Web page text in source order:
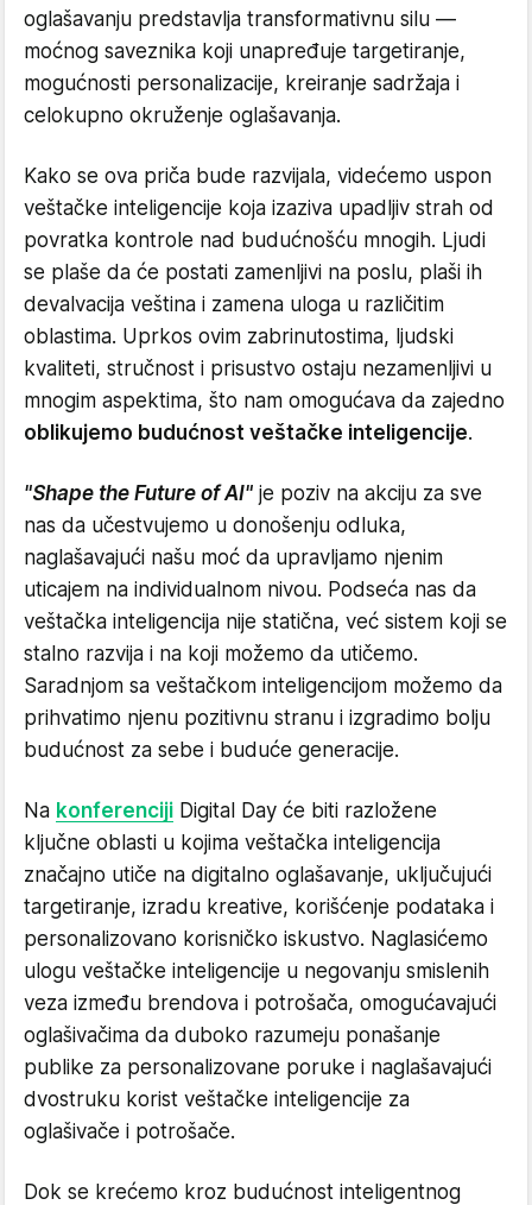
oglašavanju predstavlja transformativnu silu —
moćnog saveznika koji unapređuje targetiranje,
mogućnosti personalizacije, kreiranje sadržaja i
celokupno okruženje oglašavanja.
Kako se ova priča bude razvijala, videćemo uspon
veštačke inteligencije koja izaziva upadljiv strah od
povratka kontrole nad budućnošću mnogih. Ljudi
se plaše da će postati zamenljivi na poslu, plaši ih
devalvacija veština i zamena uloga u različitim
oblastima. Uprkos ovim zabrinutostima, ljudski
kvaliteti, stručnost i prisustvo ostaju nezamenljivi u
mnogim aspektima, što nam omogućava da zajedno
oblikujemo budućnost veštačke inteligencije.
"Shape the Future of AI" je poziv na akciju za sve
nas da učestvujemo u donošenju odluka,
naglašavajući našu moć da upravljamo njenim
uticajem na individualnom nivou. Podseća nas da
veštačka inteligencija nije statična, već sistem koji se
stalno razvija i na koji možemo da utičemo.
Saradnjom sa veštačkom inteligencijom možemo da
prihvatimo njenu pozitivnu stranu i izgradimo bolju
budućnost za sebe i buduće generacije.
Na konferenciji Digital Day će biti razložene
ključne oblasti u kojima veštačka inteligencija
značajno utiče na digitalno oglašavanje, uključujući
targetiranje, izradu kreative, korišćenje podataka i
personalizovano korisničko iskustvo. Naglasićemo
ulogu veštačke inteligencije u negovanju smislenih
veza između brendova i potrošača, omogućavajući
oglašivačima da duboko razumeju ponašanje
publike za personalizovane poruke i naglašavajući
dvostruku korist veštačke inteligencije za
oglašivače i potrošače.
Dok se krećemo kroz budućnost inteligentnog